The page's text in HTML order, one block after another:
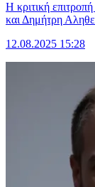
Η κριτική
και Δημήτρη
12.08.2025 15:28